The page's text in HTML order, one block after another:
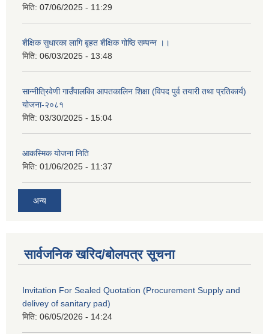
मिति: 07/06/2025 - 11:29
शैक्षिक सुधारका लागि बृहत शैक्षिक गोष्ठि सम्पन्न ।।
मिति: 06/03/2025 - 13:48
सान्नीत्रिवेणी गाउँपालकिा आपतकालिन शिक्षा (विपद पुर्व तयारी तथा प्रतिकार्य)
योजना-२०८१
मिति: 03/30/2025 - 15:04
आकस्मिक योजना निति
मिति: 01/06/2025 - 11:37
अन्य
सार्वजनिक खरिद/बोलपत्र सूचना
Invitation For Sealed Quotation (Procurement Supply and
delivey of sanitary pad)
मिति: 06/05/2026 - 14:24